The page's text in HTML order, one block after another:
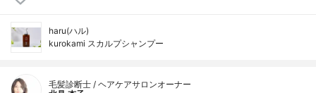
haru(ハル)
kurokami スカルプシャンプー
毛髪診断士 / ヘアケアサロンオーナー